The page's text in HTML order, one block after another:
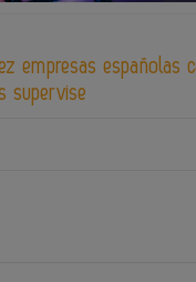
empresas españolas
supervise